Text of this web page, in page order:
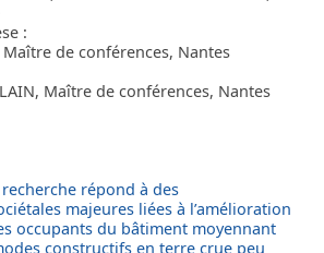
:
Maître de conférences, Nantes
Maître de conférences, Nantes
répond à des
majeures liées à l’amélioration
occupants du bâtiment moyennant
constructifs en terre crue peu